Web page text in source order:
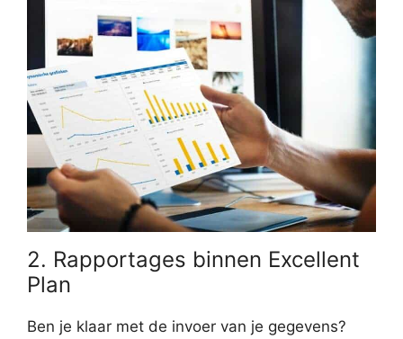
2. Rapportages binnen Excellent
Plan
Ben je klaar met de invoer van je gegevens?